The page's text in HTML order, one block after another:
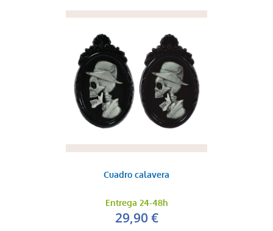
Cuadro calavera
Entrega 24-48h
29,90 €